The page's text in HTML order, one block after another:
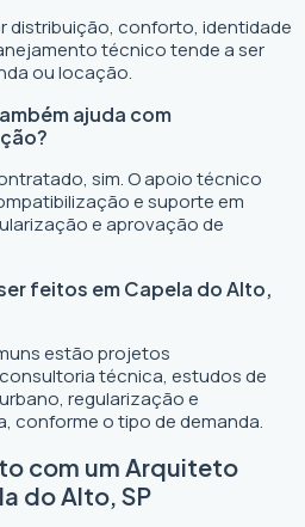
distribuição, conforto, identidade
técnico tende a ser
ou locação.
ajuda com
sim. O apoio técnico
e suporte em
e aprovação de
feitos em Capela do Alto,
estão projetos
técnica, estudos de
regularização e
conforme o tipo de demanda.
com um Arquiteto
do Alto, SP